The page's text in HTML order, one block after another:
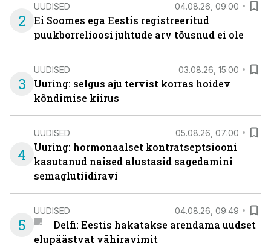
2
UUDISED 04.08.26, 09:00
Ei Soomes ega Eestis registreeritud
puukborrelioosi juhtude arv tõusnud ei ole
3
UUDISED 03.08.26, 15:00
Uuring: selgus aju tervist korras hoidev
kõndimise kiirus
4
UUDISED 05.08.26, 07:00
Uuring: hormonaalset kontratseptsiooni
kasutanud naised alustasid sagedamini
semaglutiidiravi
5
UUDISED 04.08.26, 09:49
Delfi: Eestis hakatakse arendama uudset
elupäästvat vähiravimit